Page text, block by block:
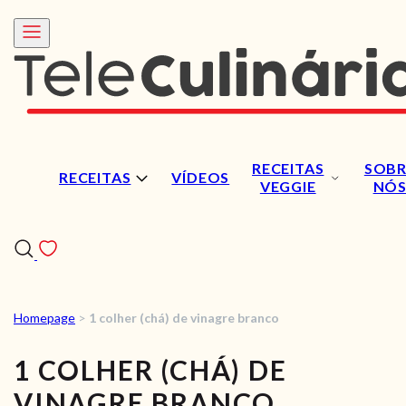
RECEITAS VÍDEOS
RECEITAS
VEGGIE
NÓS
RECEITAS
VÍDEOS
Homepage > 1 colher (chá) de vinagre branco
1 COLHER (CHÁ) DE